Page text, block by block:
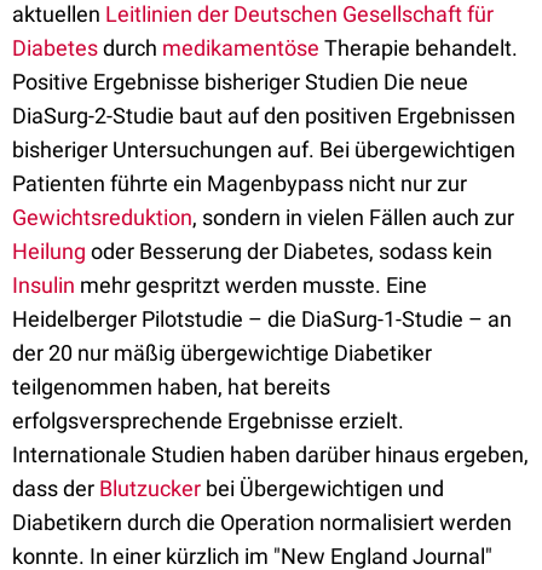
aktuellen Leitlinien der Deutschen Gesellschaft für
Diabetesdurch medikamentöse Therapie behandelt.
Positive Ergebnisse bisheriger Studien Die neue
DiaSurg-2-Studie baut auf den positiven Ergebnissen
bisheriger Untersuchungen auf. Bei übergewichtigen
Patienten führte ein Magenbypass nicht nur zur
Gewichtsreduktion, sondern in vielen Fällen auch zur
Heilung oder Besserung der Diabetes, sodass kein
Insulin mehr gespritzt werden musste. Eine
Heidelberger Pilotstudie – die DiaSurg-1-Studie – an
der 20 nur mäßig übergewichtige Diabetiker
teilgenommen haben, hat bereits
erfolgsversprechende Ergebnisse erzielt.
Internationale Studien haben darüber hinaus ergeben,
dass der Blutzucker bei Übergewichtigen und
Diabetikern durch die Operation normalisiert werden
konnte. In einer kürzlich im "New England Journal"